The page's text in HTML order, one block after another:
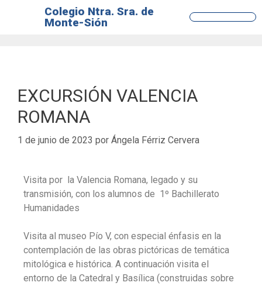
Colegio Ntra. Sra. de
Monte-Sión
EXCURSIÓN VALENCIA
ROMANA
1 de junio de 2023 por Ángela Férriz Cervera
Visita por la Valencia Romana, legado y su
transmisión, con los alumnos de 1º Bachillerato
Humanidades
Visita al museo Pío V, con especial énfasis en la
contemplación de las obras pictóricas de temática
mitológica e histórica. A continuación visita el
entorno de la Catedral y Basílica (construidas sobre